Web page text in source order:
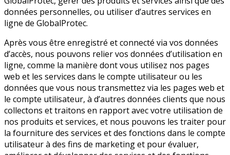
données personnelles, ou utiliser d’autres services en
ligne de GlobalProtec.
Après vous être enregistré et connecté via vos données
d’accès, nous pouvons relier vos données d’utilisation en
ligne, comme la manière dont vous utilisez nos pages
web et les services dans le compte utilisateur ou les
données que vous nous transmettez via les pages web et
le compte utilisateur, à d’autres données clients que nous
collectons et traitons en rapport avec votre utilisation de
nos produits et services, et nous pouvons les traiter pour
la fourniture des services et des fonctions dans le compte
utilisateur à des fins de marketing et pour évaluer,